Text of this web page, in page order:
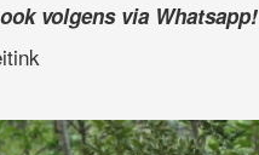
volgens via Whatsapp!